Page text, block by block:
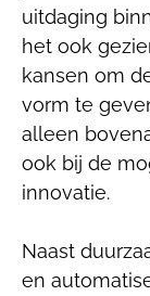
uitdaging
het ook
kansen om
vorm te
alleen
ook bij de
innovatie.
Naast
en